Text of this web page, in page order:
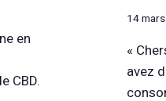
en
CBD.
14
«
avez